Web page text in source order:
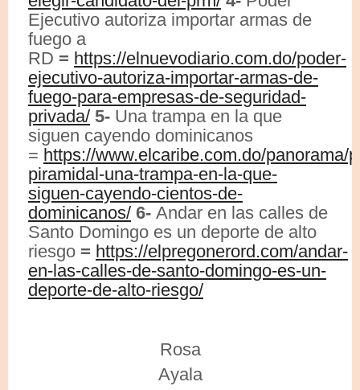
Ejecutivo autoriza importar armas de
fuego a
RD = https://elnuevodiario.com.do/poder-
ejecutivo-autoriza-importar-armas-de-
fuego-para-empresas-de-seguridad-
privada/ 5- Una trampa en la que
siguen cayendo dominicanos
= https://www.elcaribe.com.do/panorama/
piramidal-una-trampa-en-la-que-
siguen-cayendo-cientos-de-
dominicanos/ 6- Andar en las calles de
Santo Domingo es un deporte de alto
riesgo = https://elpregonerord.com/andar-
en-las-calles-de-santo-domingo-es-un-
deporte-de-alto-riesgo/
Rosa
Ayala